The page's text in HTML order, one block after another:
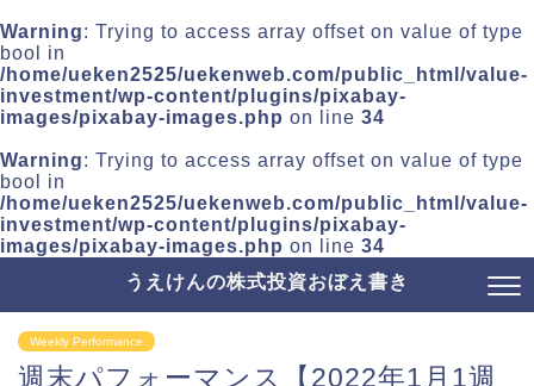
Warning: Trying to access array offset on value of type
bool in
/home/ueken2525/uekenweb.com/public_html/value-
investment/wp-content/plugins/pixabay-
images/pixabay-images.php on line 34
Warning: Trying to access array offset on value of type
bool in
/home/ueken2525/uekenweb.com/public_html/value-
investment/wp-content/plugins/pixabay-
images/pixabay-images.php on line 34
うえけんの株式投資おぼえ書き
Weekly Performance
週末パフォーマンス【2022年1月1週